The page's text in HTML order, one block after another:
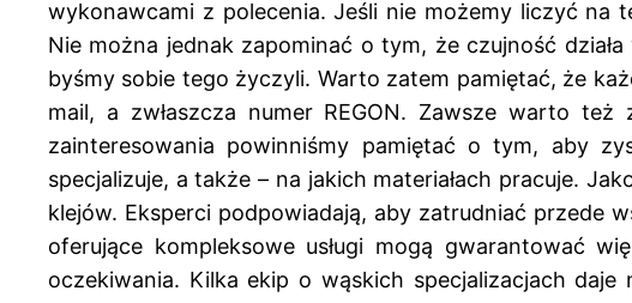
wykonawcami z polecenia. Jeśli nie możemy liczyć na
Nie można jednak zapominać o tym, że czujność
byśmy sobie tego życzyli. Warto zatem pamiętać, że
mail, a zwłaszcza numer REGON. Zawsze warto
zainteresowania powinniśmy pamiętać o tym, aby
specjalizuje, a także – na jakich materiałach pracuje.
klejów. Eksperci podpowiadają, aby zatrudniać przede
oferujące kompleksowe usługi mogą gwarantować
oczekiwania. Kilka ekip o wąskich specjalizacjach